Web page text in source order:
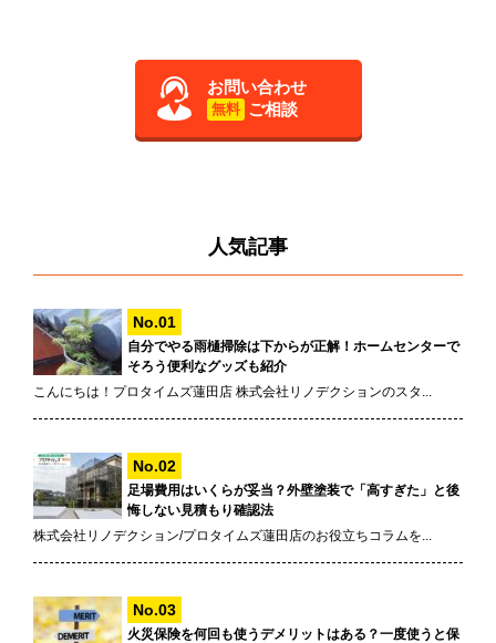
お問い合わせ
無料 ご相談
人気記事
自分でやる雨樋掃除は下からが正解！ホームセンターで
そろう便利なグッズも紹介
こんにちは！プロタイムズ蓮田店 株式会社リノデクションのスタ...
足場費用はいくらが妥当？外壁塗装で「高すぎた」と後
悔しない見積もり確認法
株式会社リノデクション/プロタイムズ蓮田店のお役立ちコラムを...
火災保険を何回も使うデメリットはある？一度使うと保